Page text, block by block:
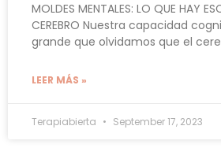
MOLDES MENTALES: LO QUE HAY
CEREBRO Nuestra capacidad
grande que olvidamos que el
LEER MÁS »
Terapiabierta September 17, 2023